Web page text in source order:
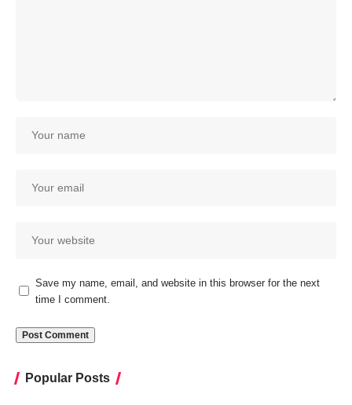
Save my name, email, and website in this browser for the next
time I comment.
Popular Posts